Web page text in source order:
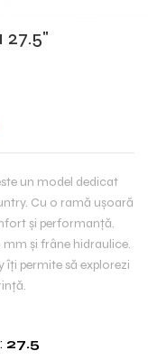
27.5"
un model dedicat
Cu o ramă ușoară
și performanță.
mm și frâne hidraulice.
îți permite să explorezi
: 27.5